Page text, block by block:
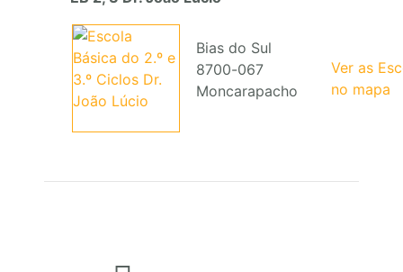
Bias do Sul
8700-067
Moncarapacho
Ver as
no mapa